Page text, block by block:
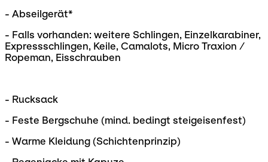
- Abseilgerät*
- Falls vorhanden: weitere Schlingen, Einzelkarabiner,
Expressschlingen, Keile, Camalots, Micro Traxion /
Ropeman, Eisschrauben
- Rucksack
- Feste Bergschuhe (mind. bedingt steigeisenfest)
- Warme Kleidung (Schichtenprinzip)